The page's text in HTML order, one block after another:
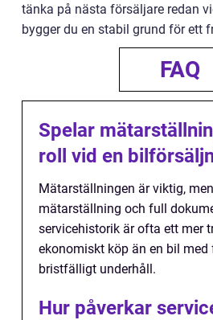
tänka på nästa försäljare redan
bygger du en stabil grund för ett
FAQ
Spelar
roll vid en
Mätarställningen är viktig,
mätarställning och full
servicehistorik är ofta ett mer
ekonomiskt köp än en bil med
bristfälligt underhåll.
Hur påverkar